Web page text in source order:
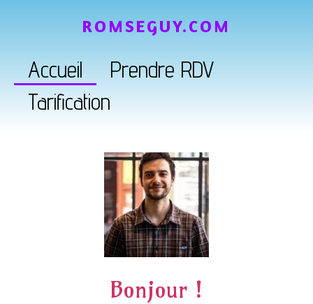
Accueil
Prendre RDV
Tarification
ROMSEGUY.COM
Bonjour !